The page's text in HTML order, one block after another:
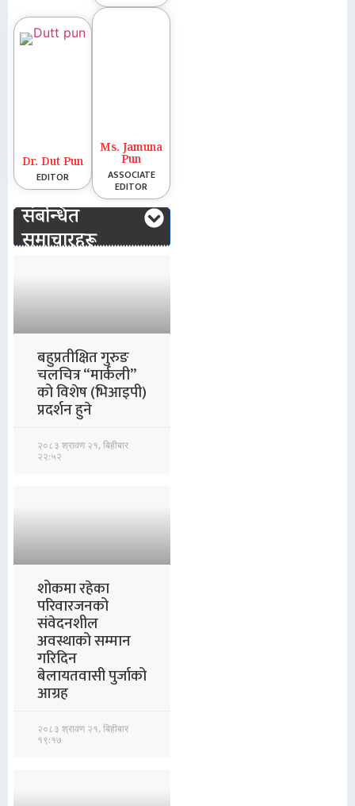
Dr. Dut Pun
EDITOR
Ms. Jamuna
Pun
ASSOCIATE
EDITOR
संबन्धित
समाचारहरू
बहुप्रतीक्षित गुरुङ
चलचित्र “मार्कली”
को विशेष (भिआइपी)
प्रदर्शन हुने
२०८३ श्रावण २१, बिहीबार
२२:५२
शोकमा रहेका
परिवारजनको
संवेदनशील
अवस्थाको सम्मान
गरिदिन
बेलायतवासी पुर्जाको
आग्रह
२०८३ श्रावण २१, बिहीबार
१९:१७